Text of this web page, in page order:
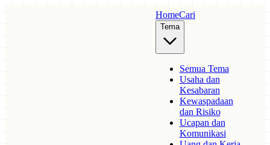
HomeCari
Tema
Semua Tema
Usaha dan
Kesabaran
Kewaspadaan
dan Risiko
Ucapan dan
Komunikasi